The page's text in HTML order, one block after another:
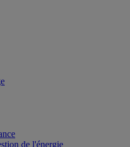
de l'énergie